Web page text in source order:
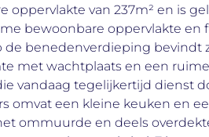
oppervlakte van 237m² en is
bewoonbare oppervlakte
de benedenverdieping bevindt
met wachtplaats en een
vandaag tegelijkertijd dienst
omvat een kleine keuken en
ommuurde en deels